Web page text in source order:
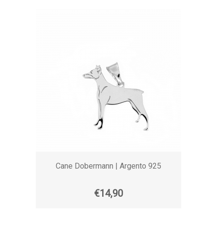
Cane Dobermann | Argento 925
€14,90